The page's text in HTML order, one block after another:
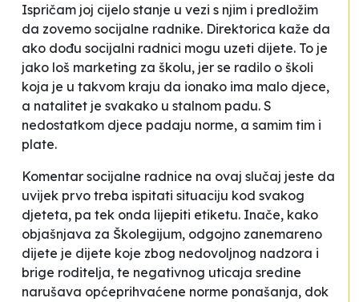
Ispričam joj cijelo stanje u vezi s njim i predložim
da zovemo socijalne radnike. Direktorica kaže da
ako dođu socijalni radnici mogu uzeti dijete. To je
jako loš marketing za školu, jer se radilo o školi
koja je u takvom kraju da ionako ima malo djece,
a natalitet je svakako u stalnom padu. S
nedostatkom djece padaju norme, a samim tim i
plate.
Komentar socijalne radnice na ovaj slučaj jeste da
uvijek prvo treba ispitati situaciju kod svakog
djeteta, pa tek onda lijepiti etiketu. Inače, kako
objašnjava za Školegijum, odgojno zanemareno
dijete je dijete koje zbog nedovoljnog nadzora i
brige roditelja, te negativnog uticaja sredine
narušava općeprihvaćene norme ponašanja, dok